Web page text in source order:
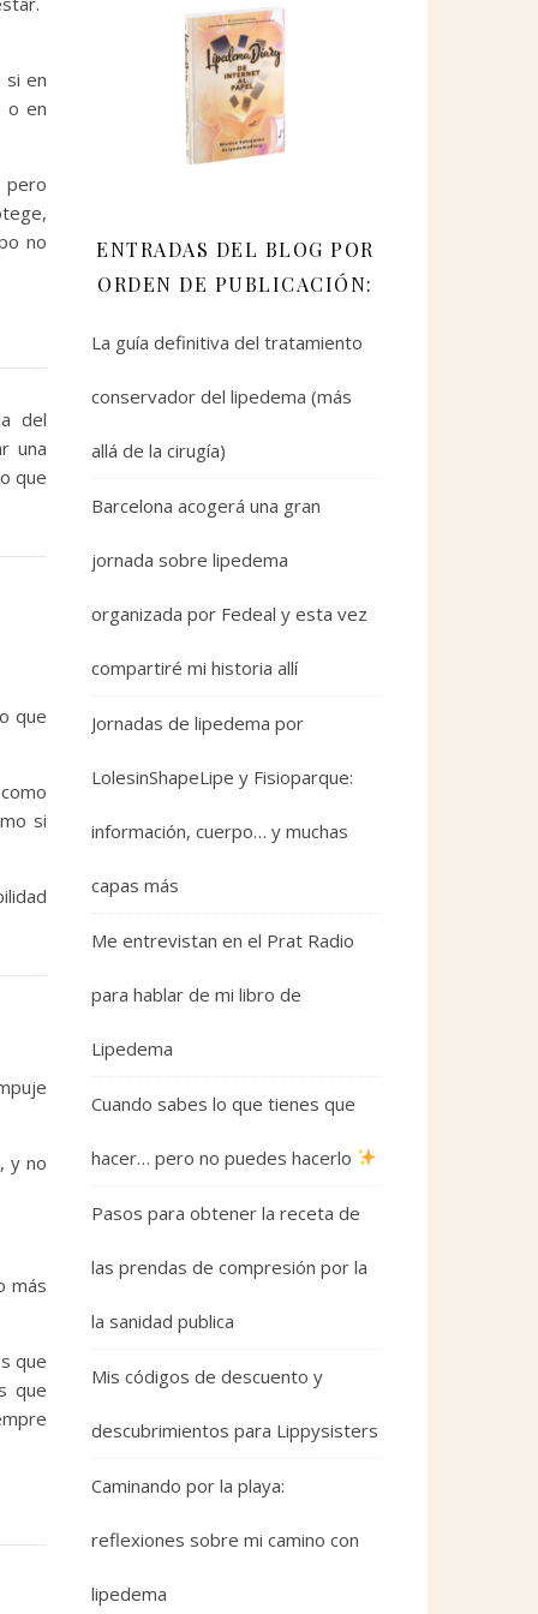
si en
o en
pero
no
del
una
que
que
si
y no
más
que
que
ENTRADAS DEL BLOG POR
ORDEN DE PUBLICACIÓN:
La guía definitiva del tratamiento
conservador del lipedema (más
allá de la cirugía)
Barcelona acogerá una gran
jornada sobre lipedema
organizada por Fedeal y esta vez
compartiré mi historia allí
Jornadas de lipedema por
LolesinShapeLipe y Fisioparque:
información, cuerpo… y muchas
capas más
Me entrevistan en el Prat Radio
para hablar de mi libro de
Lipedema
Cuando sabes lo que tienes que
hacer… pero no puedes hacerlo
Pasos para obtener la receta de
las prendas de compresión por la
la sanidad publica
Mis códigos de descuento y
descubrimientos para Lippysisters
Caminando por la playa:
reflexiones sobre mi camino con
lipedema